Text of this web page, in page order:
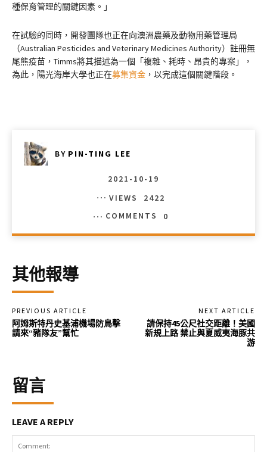
種保育管理的關鍵因素。」
在試驗的同時，開發團隊也正在向澳洲農藥及動物用藥管理局
（Australian Pesticides and Veterinary Medicines Authority）註冊無
尾熊疫苗，Timms將其描述為一個「複雜、耗時、昂貴的專案」，
為此，陽光海岸大學也正在募集資金 ，以完成這個關鍵階段。
BY PIN-TING LEE
2021-10-19
VIEWS
2422
COMMENTS
0
其他報導
PREVIOUS ARTICLE
阿姆斯特丹史基浦機場防鳥擊
請來“豬隊友”幫忙
NEXT ARTICLE
請保持45公尺社交距離！美國
新規上路 禁止與夏威夷海豚共
游
留言
LEAVE A REPLY